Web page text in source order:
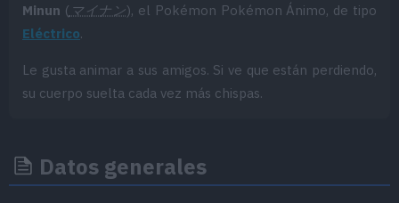
Minun ( マイナン), el Pokémon Pokémon Ánimo, de tipo
Eléctrico.
Le gusta animar a sus amigos. Si ve que están perdiendo,
su cuerpo suelta cada vez más chispas.
Datos generales